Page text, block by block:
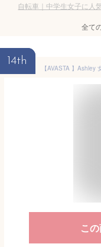
自転車｜中学生女子に人
全て
14th
こ